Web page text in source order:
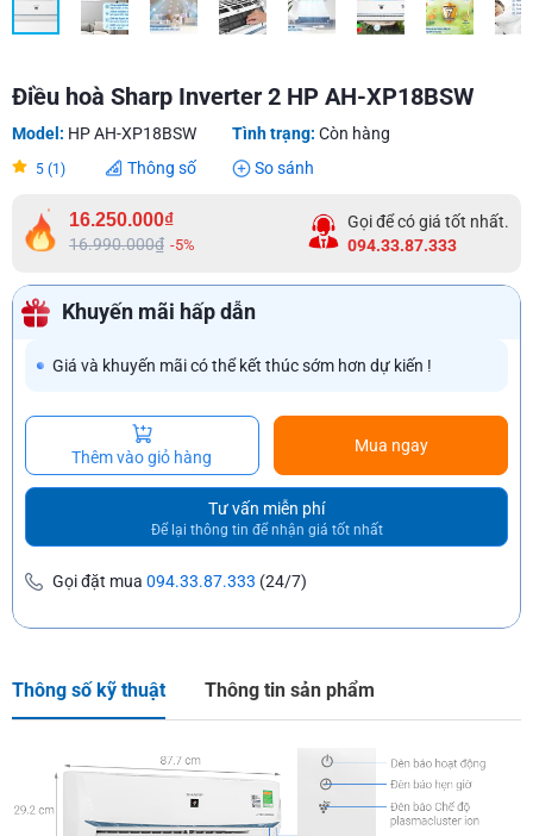
Điều hoà Sharp Inverter 2 HP AH-XP18BSW
Model: HP AH-XP18BSW Tình trạng: Còn hàng
5 (1) Thông số So sánh
16.250.000₫
16.990.000₫ -5%
Gọi để có giá tốt nhất.
094.33.87.333
Khuyến mãi hấp dẫn
Giá và khuyến mãi có thể kết thúc sớm hơn dự kiến !
Thêm vào giỏ hàng
Mua ngay
Tư vấn miễn phí
Để lại thông tin để nhận giá tốt nhất
Gọi đặt mua 094.33.87.333 (24/7)
Thông số kỹ thuật Thông tin sản phẩm